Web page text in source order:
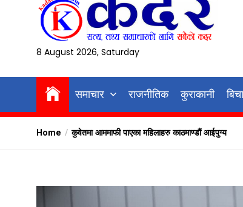
8 August 2026, Saturday
समाचार राजनीतिक कुराकानी
Home कुवेतमा आममाफी पाएका महिलाहरु काठमाण्डौं आईपुग्य